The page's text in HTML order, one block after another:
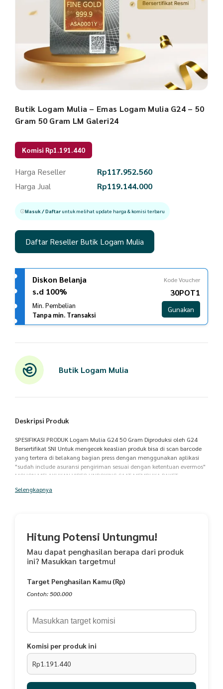
Butik Logam Mulia – Emas Logam Mulia G24 – 50
Gram 50 Gram LM Galeri24
Komisi Rp1.191.440
Harga Reseller Rp117.952.560
Harga Jual
Rp119.144.000
Masuk / Daftaruntuk melihat update harga & komisi terbaru
Daftar Reseller Butik Logam Mulia
Diskon Belanja
s.d 100%
Min. Pembelian
Tanpa min. Transaksi
Kode Voucher
30POT1
Gunakan
Butik Logam Mulia
Deskripsi Produk
SPESIFIKASI PRODUK Logam Mulia G24 50 Gram Diproduksi oleh G24
Bersertifikat SNI Untuk mengecek keaslian produk bisa di scan barcode
yang tertera di belakang bagian press dengan menggunakan aplikasi
"sudah include asuransi pengiriman sesuai dengan ketentuan evermos"
MOHON MELAKUKAN VIDEO UNBOXING SAAT MEMBUKA PAKET
Selengkapnya
Hitung Potensi Untungmu!
Mau dapat penghasilan berapa dari produk
ini? Masukkan targetmu!
Target Penghasilan Kamu (Rp)
Contoh: 500.000
Komisi per produk ini
Rp1.191.440